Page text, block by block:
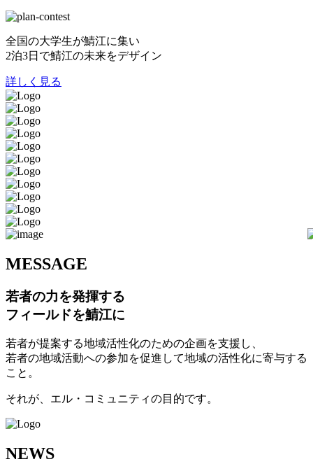
全国の大学生が鯖江に集い
2泊3日で鯖江の未来をデザイン
詳しく見る
MESSAGE
若者の力を発揮する
フィールドを鯖江に
若者が提案する地域活性化のための企画を支援し、
若者の地域活動への参加を促進して地域の活性化に寄与する
こと。
それが、エル・コミュニティの目的です。
NEWS